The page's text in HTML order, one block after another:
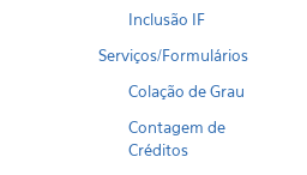
Inclusão IF
Serviços/Formulários
Colação de Grau
Contagem de
Créditos